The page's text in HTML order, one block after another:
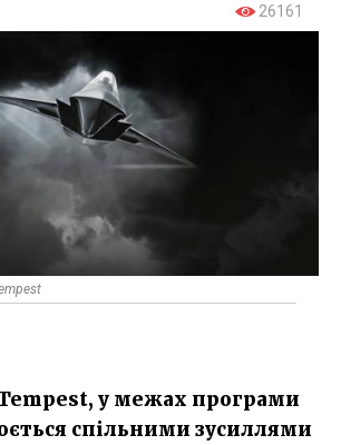
26161
у межах програми
спільними зусиллями